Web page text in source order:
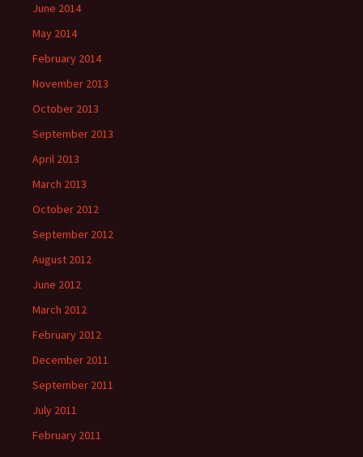
June 2014
May 2014
February 2014
November 2013
October 2013
September 2013
April 2013
March 2013
October 2012
September 2012
August 2012
June 2012
March 2012
February 2012
December 2011
September 2011
July 2011
February 2011